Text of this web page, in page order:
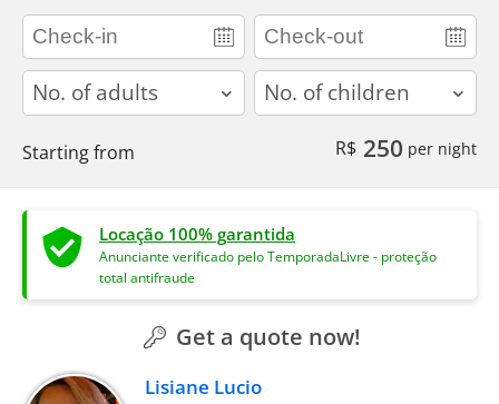
adults children
Starting from R$ 250 per night
Locação 100% garantida
Anunciante verificado pelo TemporadaLivre - proteção
total antifraude
Get a quote now!
Lisiane Lucio